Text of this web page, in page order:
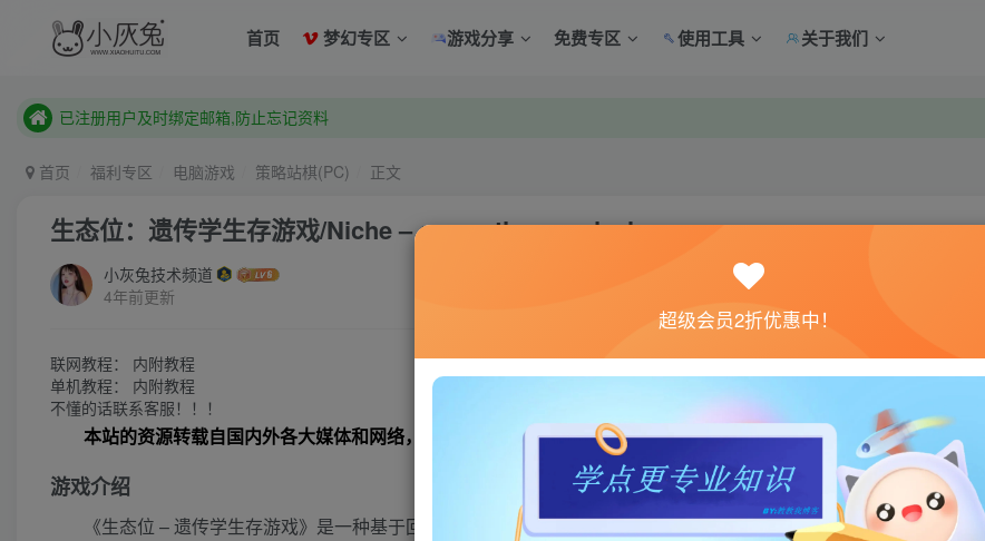
首页 梦幻专区 游戏分享 免费专区 使用工具 关于我们
本站已开启QQ微信快速登录 ,拥有本站会员用户及时请问个人中心绑定！
本站已开启QQ微信快速登录 ,拥有本站会员用户及时请问个人中心绑定！
首页 福利专区 电脑游戏 策略站棋(PC) 正文
生态位：遗传学生存游戏/Niche – a genetics survival game
小灰兔技术频道
4年前更新
联网教程： 内附教程
单机教程： 内附教程
不懂的话联系客服！！！
本站的资源转载自国内外各大媒体和网络，仅供试玩体验。如果您喜欢该游戏内容，请支持正版 →→→正版购买
游戏介绍
《生态位 – 遗传学生存游戏》是一种基于回合的策略游戏，结合模拟游戏元素。根据真正的遗传学来塑造你自己的
超级会员2折优惠中！